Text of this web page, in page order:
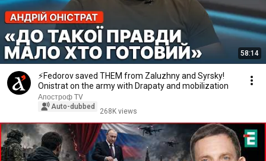
58:14
⚡️Fedorov saved THEM from Zaluzhny and Syrsky!
Onistrat on the army with Drapaty and mobilization
Апостроф TV
Auto-dubbed
268K views